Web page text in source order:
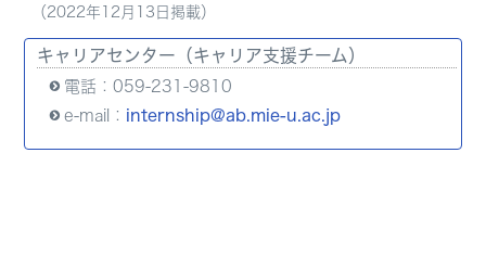
（2022年12月13日掲載）
キャリアセンター（キャリア支援チーム）
電話：059-231-9810
e-mail： internship@ab.mie-u.ac.jp